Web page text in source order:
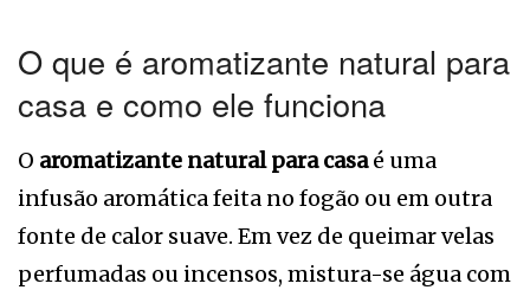
O que é aromatizante natural para
casa e como ele funciona
O aromatizante natural para casaé uma
infusão aromática feita no fogão ou em outra
fonte de calor suave. Em vez de queimar velas
perfumadas ou incensos, mistura-se água com